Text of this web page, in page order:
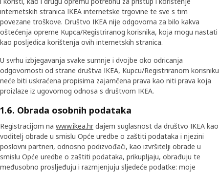
internetskih stranica IKEA internetske trgovine te sve s tim
povezane troškove. Društvo IKEA nije odgovorna za bilo kakva
oštećenja opreme Kupca/Registriranog korisnika, koja mogu nastati
kao posljedica korištenja ovih internetskih stranica.
U svrhu izbjegavanja svake sumnje i dvojbe oko odricanja
odgovornosti od strane društva IKEA, Kupcu/Registriranom korisniku
neće biti uskraćena propisima zajamčena prava kao niti prava koja
proizlaze iz ugovornog odnosa s društvom IKEA.
1.6. Obrada osobnih podataka
Registracijom na www.ikea.hr dajem suglasnost da društvo IKEA kao
voditelj obrade u smislu Opće uredbe o zaštiti podataka i njezini
poslovni partneri, odnosno podizvođači, kao izvršitelji obrade u
smislu Opće uredbe o zaštiti podataka, prikupljaju, obrađuju te
međusobno prosljeđuju i razmjenjuju sljedeće podatke: moje